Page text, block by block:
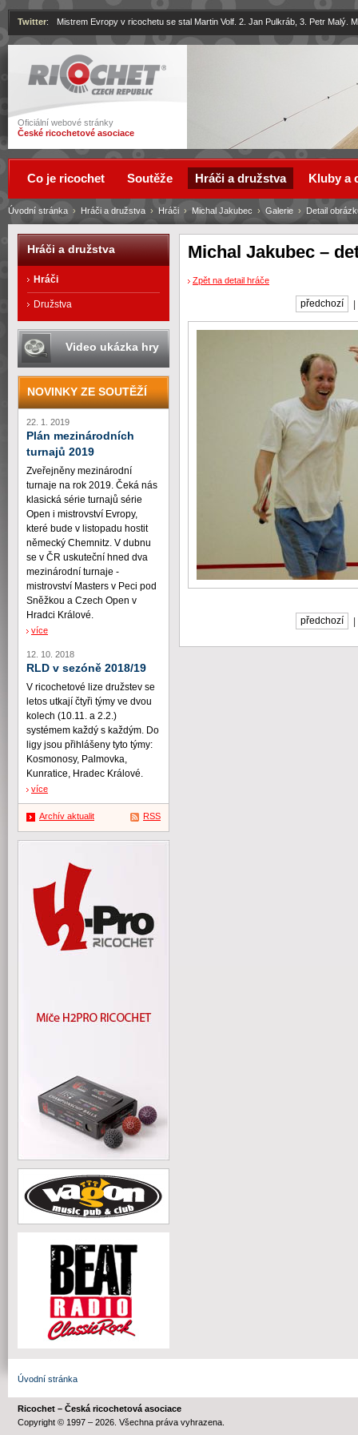
Ricochet
Oficiální webové stránky
České ricochetové asociace
Twitter: Mistrem Evropy v ricochetu se stal Martin Volf. 2. Jan Pulkráb, 3. Petr Malý.
Michal Jakubec –
Zpět na detail hráče
předchozí
předchozí
Úvodní stránka › Hráči a družstva › Hráči › Michal Jakubec › Galerie › Detail
Co je ricochet Soutěže Hráči a družstva Kluby a
Hráči a družstva
Hráči
Družstva
Video ukázka hry
NOVINKY ZE SOUTĚŽÍ
22. 1. 2019
Plán mezinárodních
turnajů 2019
Zveřejněny mezinárodní
turnaje na rok 2019. Čeká nás
klasická série turnajů série
Open i mistrovství Evropy,
které bude v listopadu hostit
německý Chemnitz. V dubnu
se v ČR uskuteční hned dva
mezinárodní turnaje -
mistrovství Masters v Peci pod
Sněžkou a Czech Open v
Hradci Králové.
více
12. 10. 2018
RLD v sezóně 2018/19
V ricochetové lize družstev se
letos utkají čtyři týmy ve dvou
kolech (10.11. a 2.2.)
systémem každý s každým. Do
ligy jsou přihlášeny tyto týmy:
Kosmonosy, Palmovka,
Kunratice, Hradec Králové.
více
Archív aktualit RSS
Úvodní stránka
Ricochet – Česká ricochetová asociace
Copyright © 1997 – 2026. Všechna práva vyhrazena.